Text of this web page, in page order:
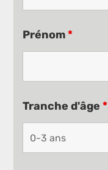
Prénom*
Tranche d'âge*